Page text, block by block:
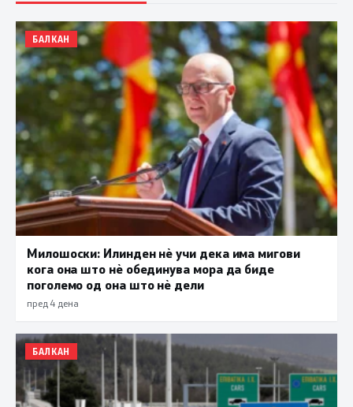
БАЛКАН
Милошоски: Илинден нè учи дека има мигови
кога она што нè обединува мора да биде
поголемо од она што нè дели
пред 4 дена
БАЛКАН